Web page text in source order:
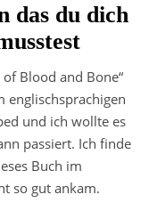
das du dich
Blood and Bone“
englischsprachigen
und ich wollte es
passiert. Ich finde
Buch im
so gut ankam.